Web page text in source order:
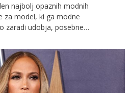
najbolj opaznih modnih
za model, ki ga modne
zaradi udobja, posebne
ožjem pasu, širšem delu okoli
zožanih hlačnicah pri